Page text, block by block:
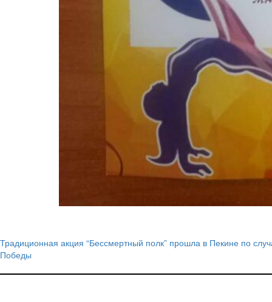
Навигация
по
Традиционная акция “Бессмертный полк” прошла в Пекине по
Победы